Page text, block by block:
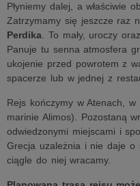
Płyniemy dalej, a właściwie
Zatrzymamy się jeszcze raz
Perdika . To mały, uroczy
Panuje tu senna atmosfera
ukojenie przed powrotem z
spacerze lub w jednej z
Rejs kończymy w Atenach,
marinie Alimos). Pozostaną
odwiedzonymi miejscami i
Grecja uzależnia i nie daje o
ciągle do niej wracamy.